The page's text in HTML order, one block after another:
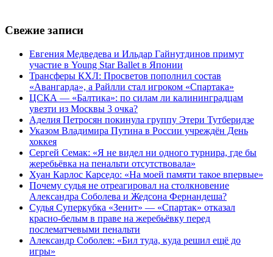
Свежие записи
Евгения Медведева и Ильдар Гайнутдинов примут
участие в Young Star Ballet в Японии
Трансферы КХЛ: Просветов пополнил состав
«Авангарда», а Райлли стал игроком «Спартака»
ЦСКА — «Балтика»: по силам ли калининградцам
увезти из Москвы 3 очка?
Аделия Петросян покинула группу Этери Тутберидзе
Указом Владимира Путина в России учреждён День
хоккея
Сергей Семак: «Я не видел ни одного турнира, где бы
жеребьёвка на пенальти отсутствовала»
Хуан Карлос Карседо: «На моей памяти такое впервые»
Почему судья не отреагировал на столкновение
Александра Соболева и Жедсона Фернандеша?
Судья Суперкубка «Зенит» — «Спартак» отказал
красно-белым в праве на жеребьёвку перед
послематчевыми пенальти
Александр Соболев: «Бил туда, куда решил ещё до
игры»